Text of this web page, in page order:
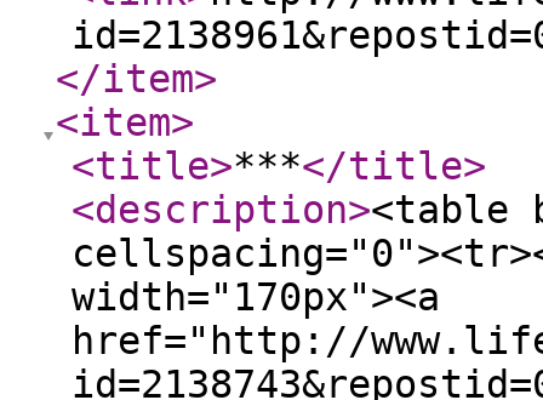
</item>
<item>
<title>***</title>
<description><table
width="170px"><a
href="http://